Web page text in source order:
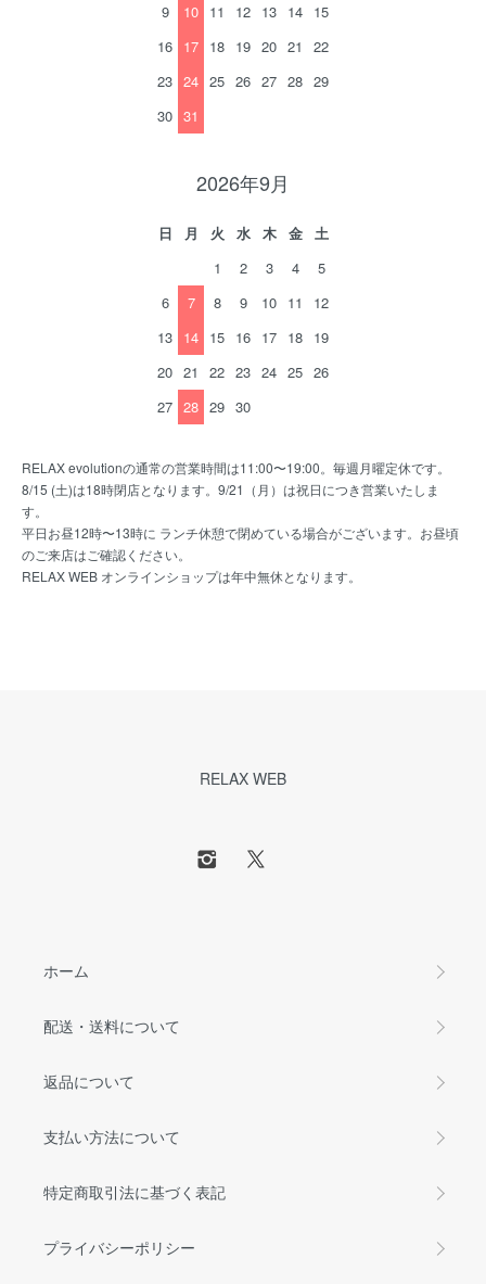
9
10 11 12 13 14 15
16 17 18 19 20 21
22
23 24 25 26 27 28 29
30 31
2026年9月
日 月 火 水 木 金
土
1
2 3 4
5
6
7 8 9 10 11
12
13 14 15 16 17 18 19
20 21 22 23 24 25 26
27 28 29 30
RELAX evolutionの通常の営業時間は11:00〜19:00。毎週月曜定休です。
8/15 (土)は18時閉店となります。9/21（月）は祝日につき営業いたしま
す。
平日お昼12時〜13時に ランチ休憩で閉めている場合がございます。お昼頃
のご来店はご確認ください。
RELAX WEB オンラインショップは年中無休となります。
RELAX WEB
ホーム
配送・送料について
返品について
支払い方法について
特定商取引法に基づく表記
プライバシーポリシー